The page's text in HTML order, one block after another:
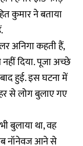
कुमार ने बताया
अनिगा कहती हैं,
दिया. पूजा अच्छे
हुई. इस घटना में
से लोग बुलाए गए
बुलाया था, वह
नॉनेवज आने से